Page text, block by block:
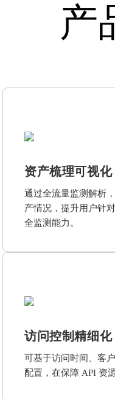
产
资产梳理可视化
通过全流量监测解析
产情况，提升用户针
全监测能力。
访问控制精细化
可基于访问时间、客
配置，在保障 API 资